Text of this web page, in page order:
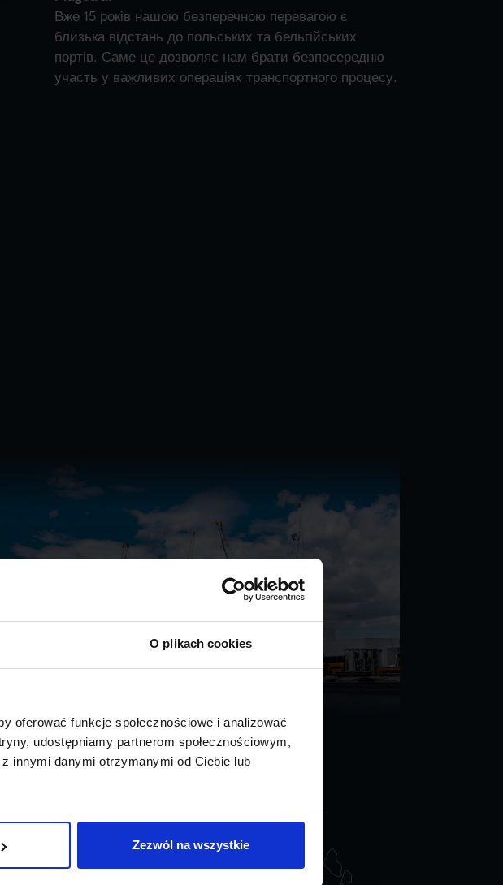
O plikach cookies
oferować funkcje społecznościowe i analizować
udostępniamy partnerom społecznościowym,
innymi danymi otrzymanymi od Ciebie lub
Zezwól na wszystkie
Вже 15 років нашою безперечною перевагою є
близька відстань до польських та бельгійських
портів. Саме це дозволяє нам брати безпосередню
участь у важливих операціях транспортного процесу.